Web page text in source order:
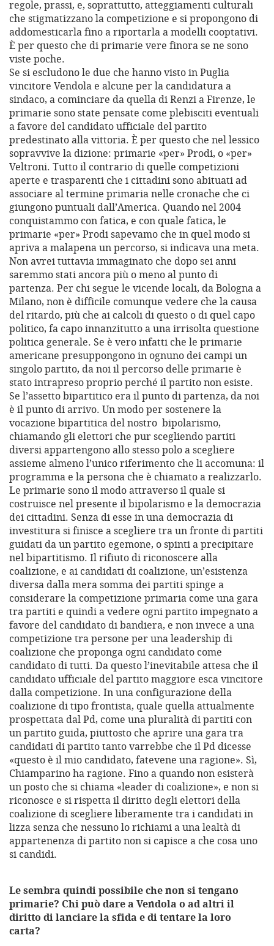
regole, prassi, e, soprattutto, atteggiamenti culturali
che stigmatizzano la competizione e si propongono di
addomesticarla fino a riportarla a modelli cooptativi.
È per questo che di primarie vere finora se ne sono
viste poche.
Se si escludono le due che hanno visto in Puglia
vincitore Vendola e alcune per la candidatura a
sindaco, a cominciare da quella di Renzi a Firenze, le
primarie sono state pensate come plebisciti eventuali
a favore del candidato ufficiale del partito
predestinato alla vittoria. È per questo che nel lessico
sopravvive la dizione: primarie «per» Prodi, o «per»
Veltroni. Tutto il contrario di quelle competizioni
aperte e trasparenti che i cittadini sono abituati ad
associare al termine primaria nelle cronache che ci
giungono puntuali dall’America. Quando nel 2004
conquistammo con fatica, e con quale fatica, le
primarie «per» Prodi sapevamo che in quel modo si
apriva a malapena un percorso, si indicava una meta.
Non avrei tuttavia immaginato che dopo sei anni
saremmo stati ancora più o meno al punto di
partenza. Per chi segue le vicende locali, da Bologna a
Milano, non è difficile comunque vedere che la causa
del ritardo, più che ai calcoli di questo o di quel capo
politico, fa capo innanzitutto a una irrisolta questione
politica generale. Se è vero infatti che le primarie
americane presuppongono in ognuno dei campi un
singolo partito, da noi il percorso delle primarie è
stato intrapreso proprio perché il partito non esiste.
Se l’assetto bipartitico era il punto di partenza, da noi
è il punto di arrivo. Un modo per sostenere la
vocazione bipartitica del nostro bipolarismo,
chiamando gli elettori che pur scegliendo partiti
diversi appartengono allo stesso polo a scegliere
assieme almeno l’unico riferimento che li accomuna: il
programma e la persona che è chiamato a realizzarlo.
Le primarie sono il modo attraverso il quale si
costruisce nel presente il bipolarismo e la democrazia
dei cittadini. Senza di esse in una democrazia di
investitura si finisce a scegliere tra un fronte di partiti
guidati da un partito egemone, o spinti a precipitare
nel bipartitismo. Il rifiuto di riconoscere alla
coalizione, e ai candidati di coalizione, un’esistenza
diversa dalla mera somma dei partiti spinge a
considerare la competizione primaria come una gara
tra partiti e quindi a vedere ogni partito impegnato a
favore del candidato di bandiera, e non invece a una
competizione tra persone per una leadership di
coalizione che proponga ogni candidato come
candidato di tutti. Da questo l’inevitabile attesa che il
candidato ufficiale del partito maggiore esca vincitore
dalla competizione. In una configurazione della
coalizione di tipo frontista, quale quella attualmente
prospettata dal Pd, come una pluralità di partiti con
un partito guida, piuttosto che aprire una gara tra
candidati di partito tanto varrebbe che il Pd dicesse
«questo è il mio candidato, fatevene una ragione». Sì,
Chiamparino ha ragione. Fino a quando non esisterà
un posto che si chiama «leader di coalizione», e non si
riconosce e si rispetta il diritto degli elettori della
coalizione di scegliere liberamente tra i candidati in
lizza senza che nessuno lo richiami a una lealtà di
appartenenza di partito non si capisce a che cosa uno
si candidi.
Le sembra quindi possibile che non si tengano
primarie? Chi può dare a Vendola o ad altri il
diritto di lanciare la sfida e di tentare la loro
carta?